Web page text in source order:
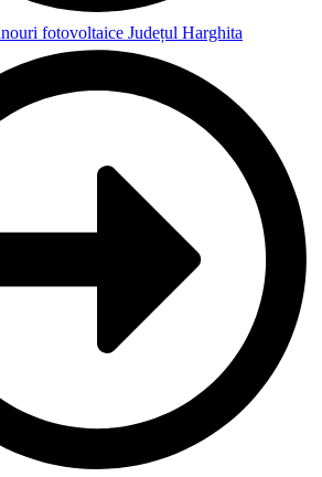
fotovoltaice Județul Harghita